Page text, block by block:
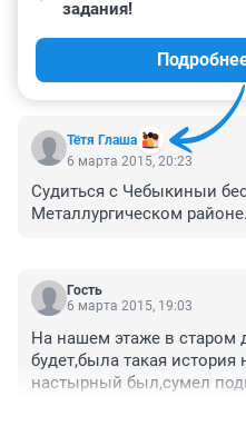
Проблема "нуля"
каждого дома,
желанию жильца,
перенапряжения на
не станет...
Потерпевшим требовать
Тётя Глаша
задания!
6 марта 2015, 20:23
Судиться с Чебыкиныи
Металлургическом
Гость
6 марта 2015, 19:03
На нашем этаже в старом
будет,была такая
настырный был,сумел